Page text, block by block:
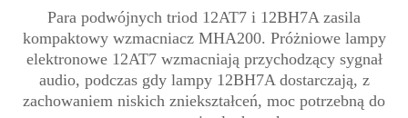
Para podwójnych triod 12AT7 i 12BH7A zasila
kompaktowy wzmacniacz MHA200. Próżniowe lampy
elektronowe 12AT7 wzmacniają przychodzący sygnał
audio, podczas gdy lampy 12BH7A dostarczają, z
zachowaniem niskich zniekształceń, moc potrzebną do